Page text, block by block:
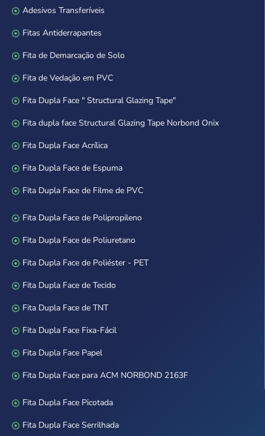
Adesivos Transferíveis
Fitas Antiderrapantes
Fita de Demarcação de Solo
Fita de Vedação em PVC
Fita Dupla Face " Structural Glazing Tape"
Fita dupla face Structural Glazing Tape Norbond Onix
Fita Dupla Face Acrílica
Fita Dupla Face de Espuma
Fita Dupla Face de Filme de PVC
Fita Dupla Face de Polipropileno
Fita Dupla Face de Poliuretano
Fita Dupla Face de Poliéster - PET
Fita Dupla Face de Tecido
Fita Dupla Face de TNT
Fita Dupla Face Fixa-Fácil
Fita Dupla Face Papel
Fita Dupla Face para ACM NORBOND 2163F
Fita Dupla Face Picotada
Fita Dupla Face Serrilhada